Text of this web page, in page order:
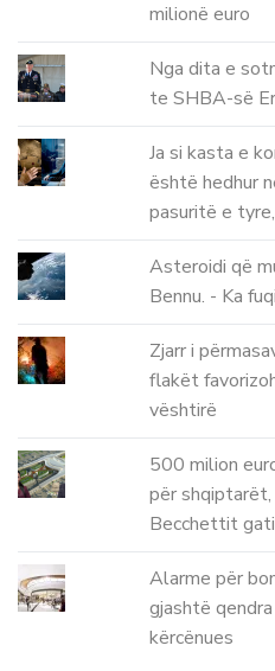
milionë euro
Nga dita e
te SHBA-së
Ja si kasta e
është hedhur
pasuritë e
Asteroidi që
Bennu. - Ka
Zjarr i
flakët
vështirë
500 milion
për
Becchettit
Alarme për
gjashtë
kërcënues